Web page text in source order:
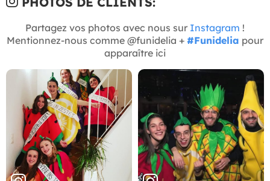
Partagez vos photos avec nous sur Instagram !
Mentionnez-nous comme @funidelia + #Funidelia pour
apparaître ici